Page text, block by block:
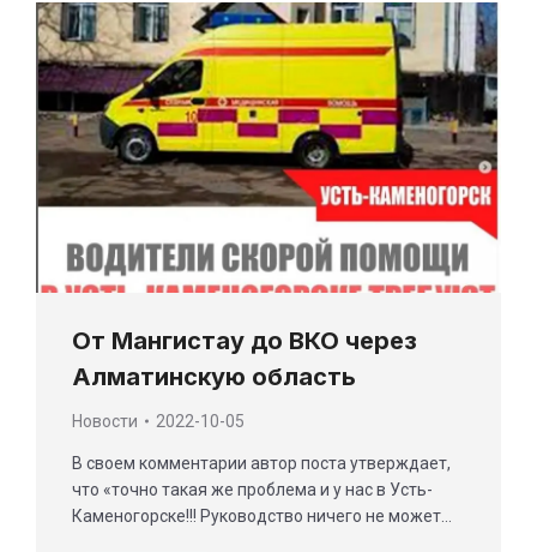
От Мангистау до ВКО через
Алматинскую область
Новости 2022-10-05
В своем комментарии автор поста утверждает,
что «точно такая же проблема и у нас в Усть-
Каменогорске!!! Руководство ничего не может…